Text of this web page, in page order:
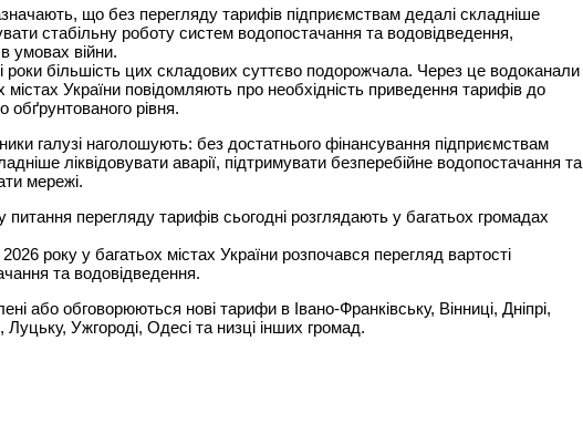
що без перегляду тарифів підприємствам дедалі складніше
стабільну роботу систем водопостачання та водовідведення,
умовах війни.
роки більшість цих складових суттєво подорожчала. Через це водоканали
містах України повідомляють про необхідність приведення тарифів до
обґрунтованого рівня.
галузі наголошують: без достатнього фінансування підприємствам
ліквідовувати аварії, підтримувати безперебійне водопостачання та
мережі.
перегляду тарифів сьогодні розглядають у багатьох громадах
року у багатьох містах України розпочався перегляд вартості
та водовідведення.
або обговорюються нові тарифи в Івано-Франківську, Вінниці, Дніпрі,
Луцьку, Ужгороді, Одесі та низці інших громад.